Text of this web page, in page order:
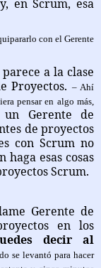
y, en Scrum, esa
con el Gerente
a la clase
Proyectos. – Ahí
pensar en algo más,
Gerente de
de proyectos
con Scrum no
esas cosas
Scrum.
Gerente de
en los
decir al
se levantó para hacer